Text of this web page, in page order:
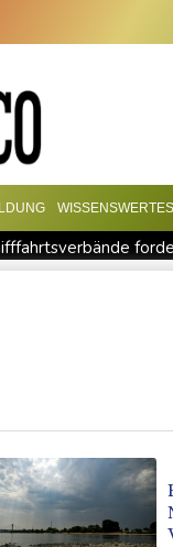
WISSENSWERTES
müssen 53
Frau aus